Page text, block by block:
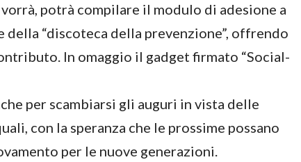
potrà compilare il modulo di adesione a
“discoteca della prevenzione”, offrendo
In omaggio il gadget firmato “Social-
per scambiarsi gli auguri in vista delle
con la speranza che le prossime possano
per le nuove generazioni.